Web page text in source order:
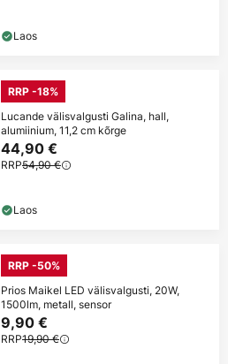
Laos
RRP -18%
Lucande välisvalgusti Galina, hall,
alumiinium, 11,2 cm kõrge
44,90 €
RRP54,90 €
Laos
RRP -50%
Prios Maikel LED välisvalgusti, 20W,
1500lm, metall, sensor
9,90 €
RRP19,90 €